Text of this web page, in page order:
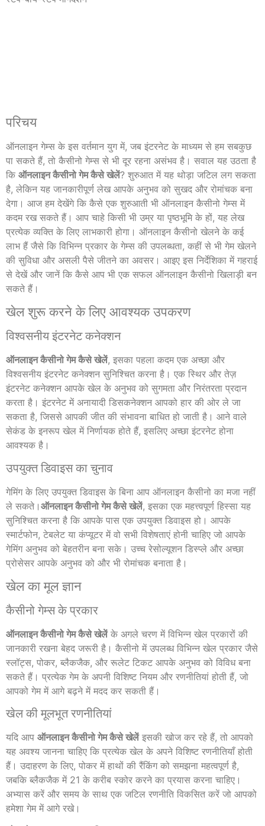
परिचय
ऑनलाइन गेम्स के इस वर्तमान युग में, जब इंटरनेट के माध्यम से हम सबकुछ
पा सकते हैं, तो कैसीनो गेम्स से भी दूर रहना असंभव है। सवाल यह उठता है
कि ऑनलाइन कैसीनो गेम कैसे खेलें? शुरुआत में यह थोड़ा जटिल लग सकता
है, लेकिन यह जानकारीपूर्ण लेख आपके अनुभव को सुखद और रोमांचक बना
देगा। आज हम देखेंगे कि कैसे एक शुरुआती भी ऑनलाइन कैसीनो गेम्स में
कदम रख सकते हैं। आप चाहे किसी भी उम्र या पृष्ठभूमि के हों, यह लेख
प्रत्येक व्यक्ति के लिए लाभकारी होगा। ऑनलाइन कैसीनो खेलने के कई
लाभ हैं जैसे कि विभिन्न प्रकार के गेम्स की उपलब्धता, कहीं से भी गेम खेलने
की सुविधा और असली पैसे जीतने का अवसर। आइए इस निर्देशिका में गहराई
से देखें और जानें कि कैसे आप भी एक सफल ऑनलाइन कैसीनो खिलाड़ी बन
सकते हैं।
खेल शुरू करने के लिए आवश्यक उपकरण
विश्वसनीय इंटरनेट कनेक्शन
ऑनलाइन कैसीनो गेम कैसे खेलें, इसका पहला कदम एक अच्छा और
विश्वसनीय इंटरनेट कनेक्शन सुनिश्चित करना है। एक स्थिर और तेज़
इंटरनेट कनेक्शन आपके खेल के अनुभव को सुगमता और निरंतरता प्रदान
करता है। इंटरनेट में अनायादी डिसकनेक्शन आपको हार की ओर ले जा
सकता है, जिससे आपकी जीत की संभावना बाधित हो जाती है। आने वाले
सेकंड के इनरूप खेल में निर्णायक होते हैं, इसलिए अच्छा इंटरनेट होना
आवश्यक है।
उपयुक्त डिवाइस का चुनाव
गेमिंग के लिए उपयुक्त डिवाइस के बिना आप ऑनलाइन कैसीनो का मजा नहीं
ले सकते। ऑनलाइन कैसीनो गेम कैसे खेलें, इसका एक महत्त्वपूर्ण हिस्सा यह
सुनिश्चित करना है कि आपके पास एक उपयुक्त डिवाइस हो। आपके
स्मार्टफोन, टेबलेट या कंप्यूटर में वो सभी विशेषताएं होनी चाहिए जो आपके
गेमिंग अनुभव को बेहतरीन बना सके। उच्च रेसोल्यूशन डिस्प्ले और अच्छा
प्रोसेसर आपके अनुभव को और भी रोमांचक बनाता है।
खेल का मूल ज्ञान
कैसीनो गेम्स के प्रकार
ऑनलाइन कैसीनो गेम कैसे खेलेंके अगले चरण में विभिन्न खेल प्रकारों की
जानकारी रखना बेहद जरूरी है। कैसीनो में उपलब्ध विभिन्न खेल प्रकार जैसे
स्लॉट्स, पोकर, ब्लैकजैक, और रूलेट टिकट आपके अनुभव को विविध बना
सकते हैं। प्रत्येक गेम के अपनी विशिष्ट नियम और रणनीतियां होती हैं, जो
आपको गेम में आगे बढ़ने में मदद कर सकती हैं।
खेल की मूलभूत रणनीतियां
यदि आप ऑनलाइन कैसीनो गेम कैसे खेलेंइसकी खोज कर रहे हैं, तो आपको
यह अवश्य जानना चाहिए कि प्रत्येक खेल के अपने विशिष्ट रणनीतियाँ होती
हैं। उदाहरण के लिए, पोकर में हाथों की रैंकिंग को समझना महत्वपूर्ण है,
जबकि ब्लैकजैक में 21 के करीब स्कोर करने का प्रयास करना चाहिए।
अभ्यास करें और समय के साथ एक जटिल रणनीति विकसित करें जो आपको
हमेशा गेम में आगे रखे।